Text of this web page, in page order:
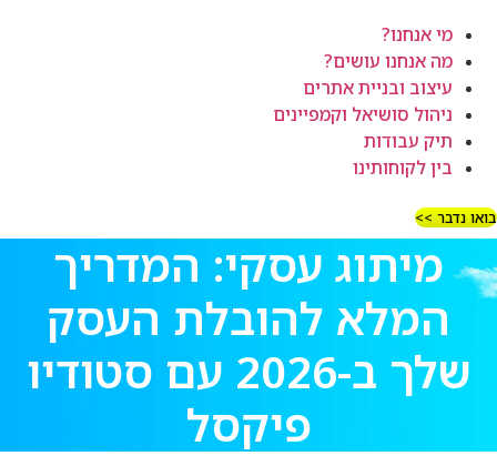
מי אנחנו?
מה אנחנו עושים?
עיצוב ובניית אתרים
ניהול סושיאל וקמפיינים
תיק עבודות
בין לקוחותינו
בואו נדבר >>
מיתוג עסקי: המדריך
המלא להובלת העסק
שלך ב-2026 עם סטודיו
פיקסל